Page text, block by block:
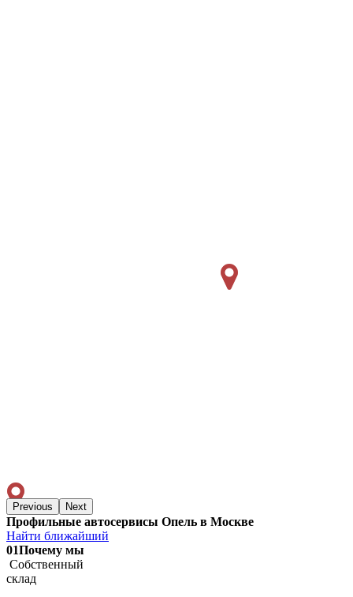
Previous Next
Профильные автосервисы Опель в Москве
Найти ближайший
01Почему мы
Собственный
склад